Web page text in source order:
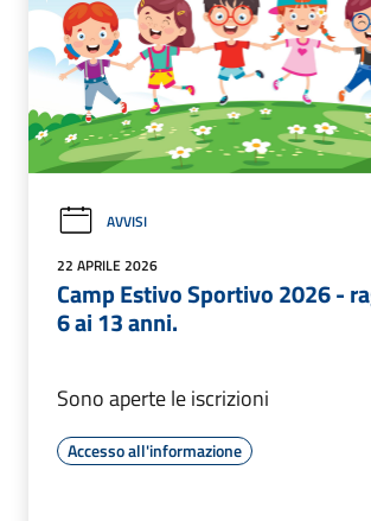
AVVISI
22 APRILE 2026
Camp Estivo Sportivo 2026 -
6 ai 13 anni.
Sono aperte le iscrizioni
Accesso all'informazione